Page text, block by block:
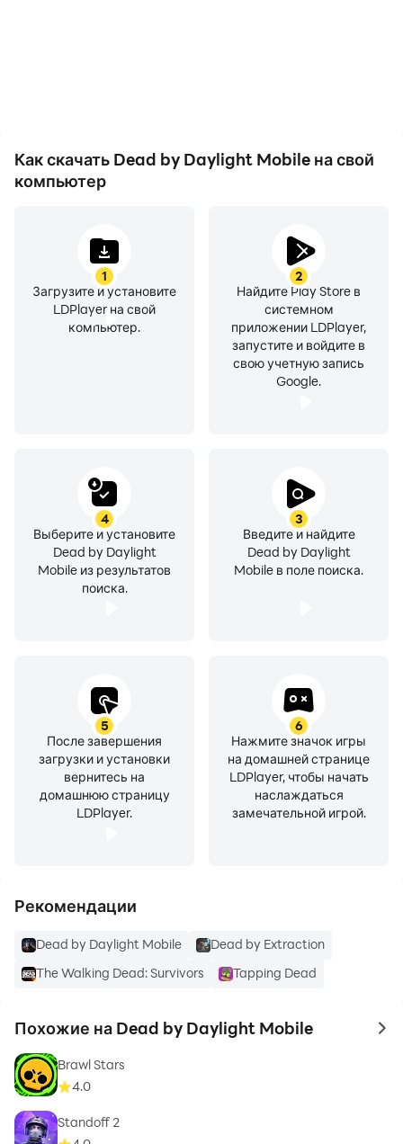
Как скачать Dead by Daylight Mobile на свой
компьютер
1
Загрузите и установите
LDPlayer на свой
компьютер.
2
Найдите Play Store в
системном
приложении LDPlayer,
запустите и войдите в
свою учетную запись
Google.
3
Введите и найдите
Dead by Daylight
Mobile в поле поиска.
4
Выберите и установите
Dead by Daylight
Mobile из результатов
поиска.
5
После завершения
загрузки и установки
вернитесь на
домашнюю страницу
LDPlayer.
6
Нажмите значок игры
на домашней странице
LDPlayer, чтобы начать
наслаждаться
замечательной игрой.
Рекомендации
Dead by Daylight Mobile
Dead by Extraction
The Walking Dead: Survivors
Tapping Dead
Похожие на Dead by Daylight Mobile to
Brawl Stars
4.0
Standoff 2